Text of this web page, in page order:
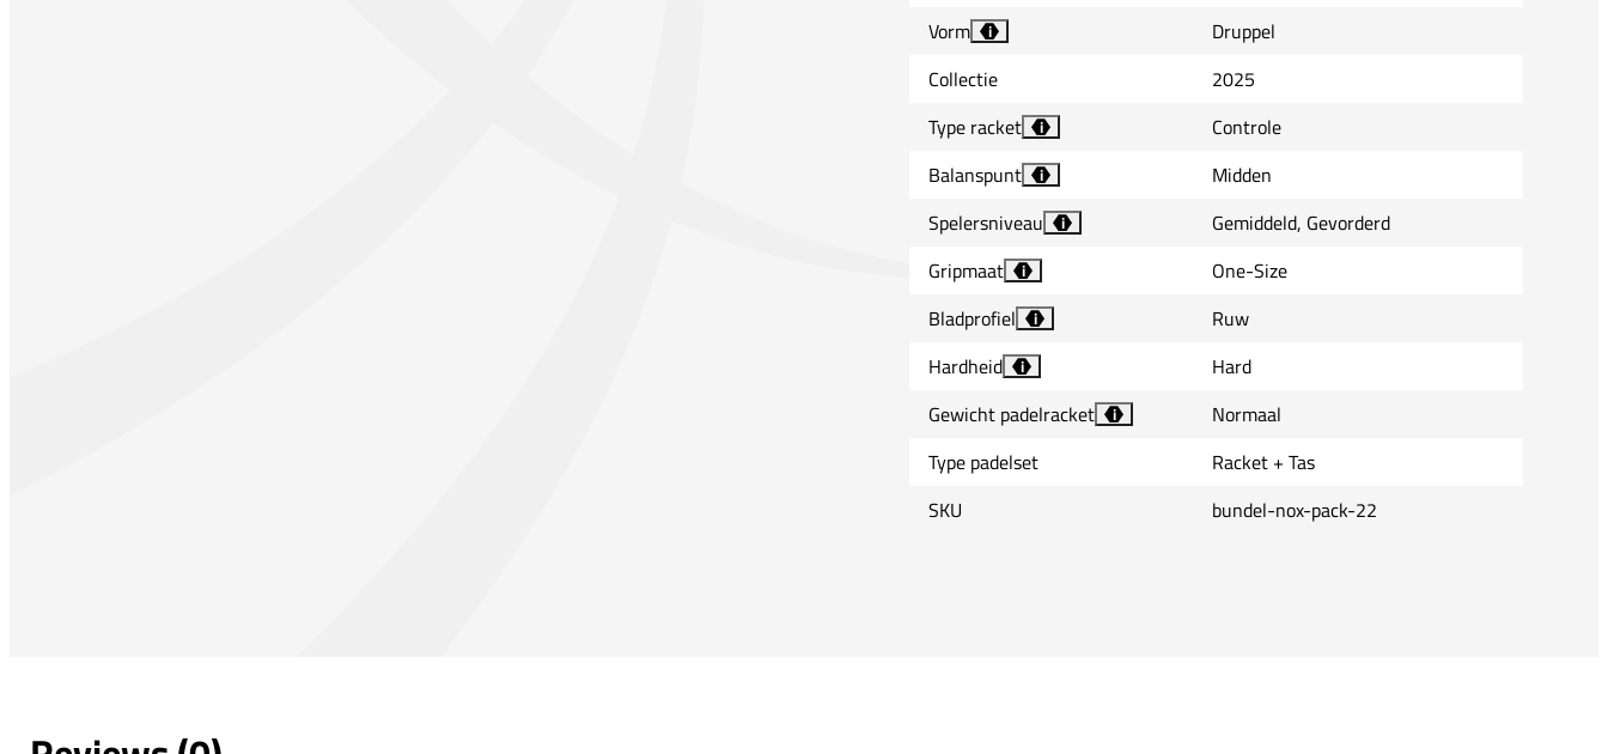
Vorm
i
Druppel
Collectie
2025
Type racket
i
Controle
Balanspunt
i
Midden
Spelersniveau
i
Gemiddeld, Gevorderd
Gripmaat
i
One-Size
Bladprofiel
i
Ruw
Hardheid
i
Hard
Gewicht padelracket
i
Normaal
Type padelset
Racket + Tas
SKU
bundel-nox-pack-22